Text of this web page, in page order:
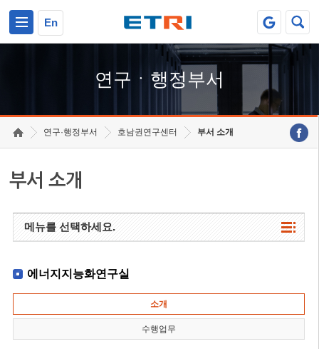
En
연구ㆍ행정부서
연구·행정부서 호남권연구센터 부서 소개
부서 소개
메뉴를 선택하세요.
에너지지능화연구실
소개
수행업무